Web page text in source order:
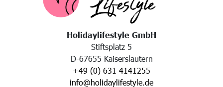
Holidaylifestyle GmbH
Stiftsplatz 5
D-67655 Kaiserslautern
+49 (0) 631 4141255
info@holidaylifestyle.de